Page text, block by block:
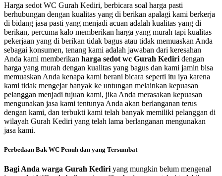
Harga sedot WC Gurah Kediri, berbicara soal harga pasti
berhubungan dengan kualitas yang di berikan apalagi kami berkerja
di bidang jasa pasti yang menjadi acuan adalah kualitas yang di
berikan, percuma kalo memberikan harga yang murah tapi kualitas
pekerjaan yang di berikan tidak bagus atau tidak memuaskan Anda
sebagai konsumen, tenang kami adalah jawaban dari keresahan
Anda kami memberikan harga sedot wc Gurah Kediri dengan
harga yang murah dengan kualitas yang bagus dan kami jamin bisa
memuaskan Anda kenapa kami berani bicara seperti itu iya karena
kami tidak mengejar banyak ke untungan melainkan kepuasan
pelanggan menjadi tujuan kami, jika Anda merasakan kepuasan
mengunakan jasa kami tentunya Anda akan berlanganan terus
dengan kami, dan terbukti kami telah banyak memiliki pelanggan di
wilayah Gurah Kediri yang telah lama berlanganan mengunakan
jasa kami.
Perbedaan Bak WC Penuh dan yang Tersumbat
Bagi Anda warga Gurah Kediri yang mungkin belum mengenal